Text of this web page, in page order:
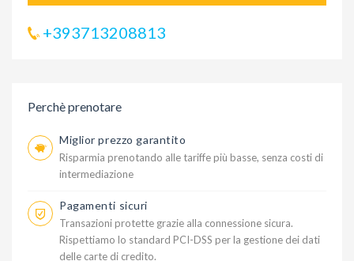
+393713208813
Perchè prenotare
Miglior prezzo garantito
Risparmia prenotando alle tariffe più basse, senza costi di
intermediazione
Pagamenti sicuri
Transazioni protette grazie alla connessione sicura.
Rispettiamo lo standard PCI-DSS per la gestione dei dati
delle carte di credito.